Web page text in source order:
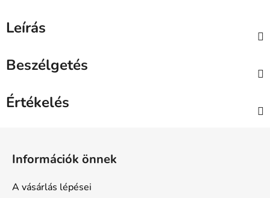
Leírás
Beszélgetés
Értékelés
Információk önnek
A vásárlás lépései